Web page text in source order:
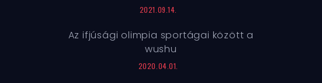
2021.09.14.
Az ifjúsági olimpia sportágai között a
wushu
2020.04.01.